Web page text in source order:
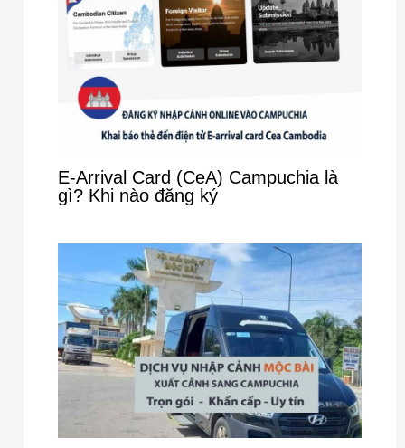
E-Arrival Card (CeA) Campuchia là
gì? Khi nào đăng ký